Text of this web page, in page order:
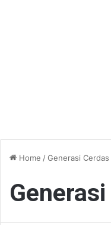
Home /Generasi Cerdas